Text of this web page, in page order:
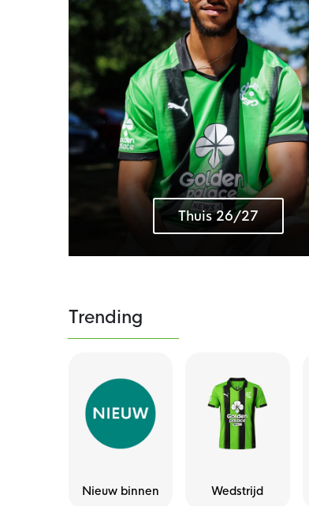
Thuis 26/27
Trending
Nieuw binnen Wedstrijd